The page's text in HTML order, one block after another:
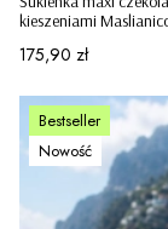
kieszeniami
Cena
175,90 zł
Bestseller
Nowość